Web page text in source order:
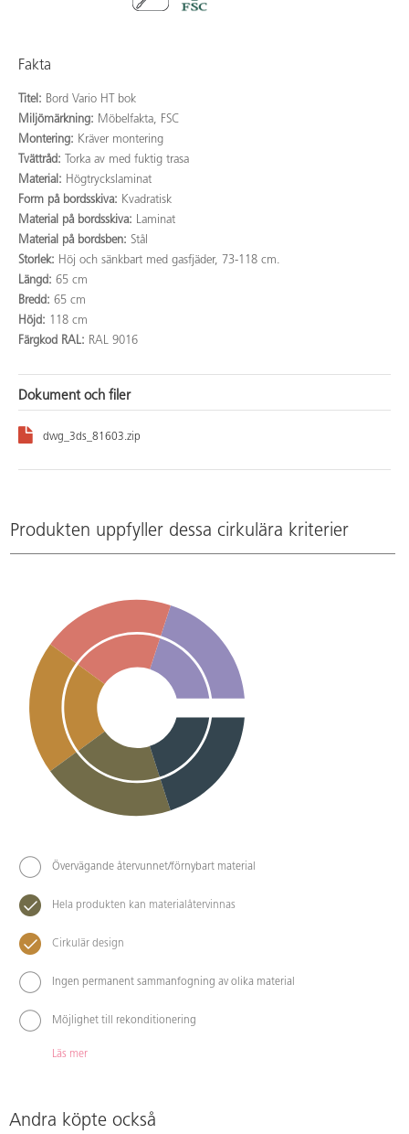
Fakta
Titel: Bord Vario HT bok
Miljömärkning: Möbelfakta, FSC
Montering: Kräver montering
Tvättråd:
Torka av med fuktig trasa
Material: Högtryckslaminat
Form på bordsskiva: Kvadratisk
Material på bordsskiva: Laminat
Material på bordsben: Stål
Storlek: Höj och sänkbart med gasfjäder, 73-118 cm.
Längd: 65 cm
Bredd: 65 cm
Höjd: 118 cm
Färgkod RAL: RAL 9016
Dokument och filer
dwg_3ds_81603.zip
Produkten uppfyller dessa cirkulära kriterier
Övervägande återvunnet/förnybart material
Hela produkten kan materialåtervinnas
Cirkulär design
Ingen permanent sammanfogning av olika material
Möjlighet till rekonditionering
Läs mer
Andra köpte också